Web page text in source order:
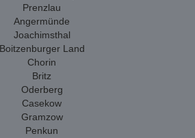
Prenzlau
Angermünde
Joachimsthal
Boitzenburger Land
Chorin
Britz
Oderberg
Casekow
Gramzow
Penkun